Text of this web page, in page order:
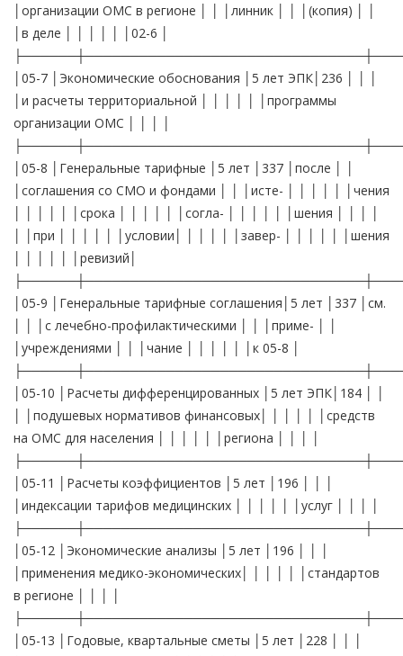
│организации ОМС в регионе │ │ │линник │ │ │(копия) │ │
│в деле │ │ │ │ │ │02-6 │
│05-7 │Экономические обоснования │5 лет ЭПК│236 │ │ │
│и расчеты территориальной │ │ │ │ │ │программы
организации ОМС │ │ │ │
│05-8 │Генеральные тарифные │5 лет │337 │после │ │
│соглашения со СМО и фондами │ │ │исте- │ │ │ │ │ │чения
│ │ │ │ │ │срока │ │ │ │ │ │согла- │ │ │ │ │ │шения │ │ │ │
│ │при │ │ │ │ │ │условии│ │ │ │ │ │завер- │ │ │ │ │ │шения
│ │ │ │ │ │ревизий│
│05-9 │Генеральные тарифные соглашения│5 лет │337 │см.
│ │ │с лечебно-профилактическими │ │ │приме- │ │
│учреждениями │ │ │чание │ │ │ │ │ │к 05-8 │
│05-10 │Расчеты дифференцированных │5 лет ЭПК│184 │ │
│ │подушевых нормативов финансовых│ │ │ │ │ │средств
на ОМС для населения │ │ │ │ │ │региона │ │ │ │
│05-11 │Расчеты коэффициентов │5 лет │196 │ │ │
│индексации тарифов медицинских │ │ │ │ │ │услуг │ │ │ │
│05-12 │Экономические анализы │5 лет │196 │ │ │
│применения медико-экономических│ │ │ │ │ │стандартов
в регионе │ │ │ │
│05-13 │Годовые, квартальные сметы │5 лет │228 │ │ │